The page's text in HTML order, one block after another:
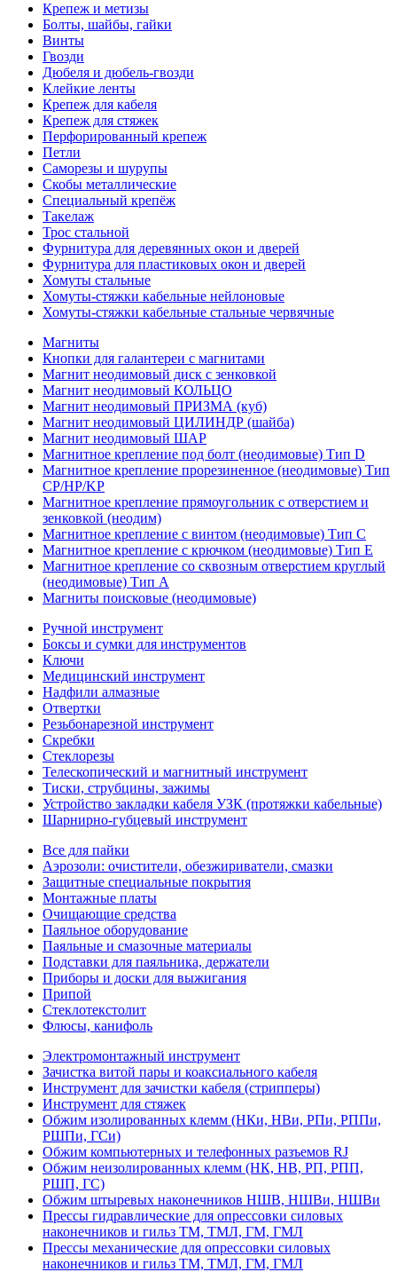
Крепеж и метизы
Болты, шайбы, гайки
Винты
Гвозди
Дюбеля и дюбель-гвозди
Клейкие ленты
Крепеж для кабеля
Крепеж для стяжек
Перфорированный крепеж
Петли
Саморезы и шурупы
Скобы металлические
Специальный крепёж
Такелаж
Трос стальной
Фурнитура для деревянных окон и дверей
Фурнитура для пластиковых окон и дверей
Хомуты стальные
Хомуты-стяжки кабельные нейлоновые
Хомуты-стяжки кабельные стальные червячные
Магниты
Кнопки для галантереи с магнитами
Магнит неодимовый диск с зенковкой
Магнит неодимовый КОЛЬЦО
Магнит неодимовый ПРИЗМА (куб)
Магнит неодимовый ЦИЛИНДР (шайба)
Магнит неодимовый ШАР
Магнитное крепление под болт (неодимовые) Тип D
Магнитное крепление прорезиненное (неодимовые) Тип
CP/HP/KP
Магнитное крепление прямоугольник с отверстием и
зенковкой (неодим)
Магнитное крепление с винтом (неодимовые) Тип С
Магнитное крепление с крючком (неодимовые) Тип Е
Магнитное крепление со сквозным отверстием круглый
(неодимовые) Тип А
Магниты поисковые (неодимовые)
Ручной инструмент
Боксы и сумки для инструментов
Ключи
Медицинский инструмент
Надфили алмазные
Отвертки
Резьбонарезной инструмент
Скребки
Стеклорезы
Телескопический и магнитный инструмент
Тиски, струбцины, зажимы
Устройство закладки кабеля УЗК (протяжки кабельные)
Шарнирно-губцевый инструмент
Все для пайки
Аэрозоли: очистители, обезжириватели, смазки
Защитные специальные покрытия
Монтажные платы
Очищающие средства
Паяльное оборудование
Паяльные и смазочные материалы
Подставки для паяльника, держатели
Приборы и доски для выжигания
Припой
Стеклотекстолит
Флюсы, канифоль
Электромонтажный инструмент
Зачистка витой пары и коаксиального кабеля
Инструмент для зачистки кабеля (стрипперы)
Инструмент для стяжек
Обжим изолированных клемм (НКи, НВи, РПи, РППи,
РШПи, ГСи)
Обжим компьютерных и телефонных разъемов RJ
Обжим неизолированных клемм (НК, НВ, РП, РПП,
РШП, ГС)
Обжим штыревых наконечников НШВ, НШВи, НШВи
Прессы гидравлические для опрессовки силовых
наконечников и гильз ТМ, ТМЛ, ГМ, ГМЛ
Прессы механические для опрессовки силовых
наконечников и гильз ТМ, ТМЛ, ГМ, ГМЛ